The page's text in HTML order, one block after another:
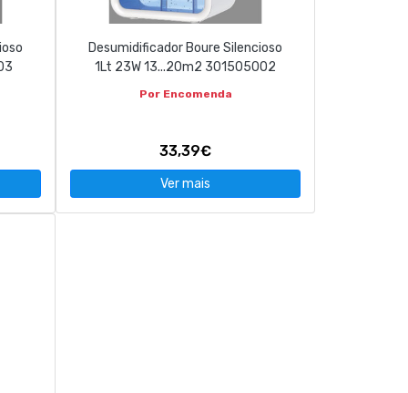
Desumidificador Boure Silencioso
1Lt 23W 13...20m2 301505002
Por Encomenda
33,39€
Ver mais